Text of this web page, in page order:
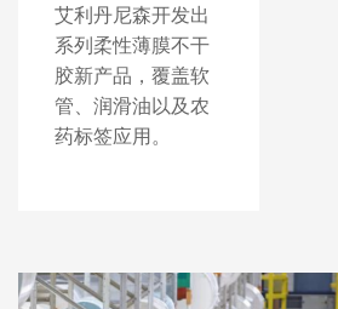
艾利丹尼森开发出
系列柔性薄膜不干
胶新产品，覆盖软
管、润滑油以及农
药标签应用。